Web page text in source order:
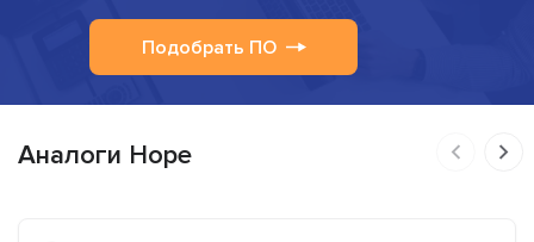
Подобрать ПО
Аналоги Hope